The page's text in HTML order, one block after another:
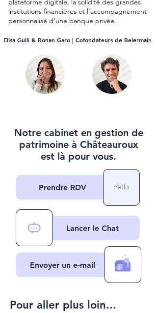
plateforme digitale, la solidité des grandes
institutions financières et l’accompagnement
personnalisé d’une banque privée.
Elisa Gullì & Ronan Garo | Cofondateurs de Belermain
Notre cabinet en gestion de
patrimoine à Châteauroux
est là pour vous.
Prendre RDV
Lancer le Chat
Envoyer un e-mail
Pour aller plus loin...